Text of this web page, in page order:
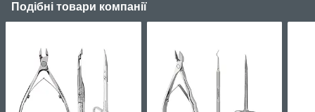
Подібні товари компанії